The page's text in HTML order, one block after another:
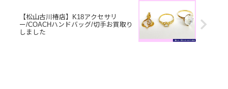
【松山古川椿店】K18アクセサリ
ー/COACHハンドバッグ/切手お買取り
しました